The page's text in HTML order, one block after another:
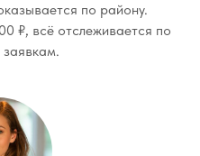
по району.
₽, всё отслеживается по